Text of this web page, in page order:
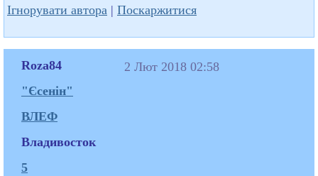
Ігнорувати автора | Поскаржитися
Roza84
"Єсенін"
ВЛЕФ
Владивосток
5
2 Лют 2018 02:58